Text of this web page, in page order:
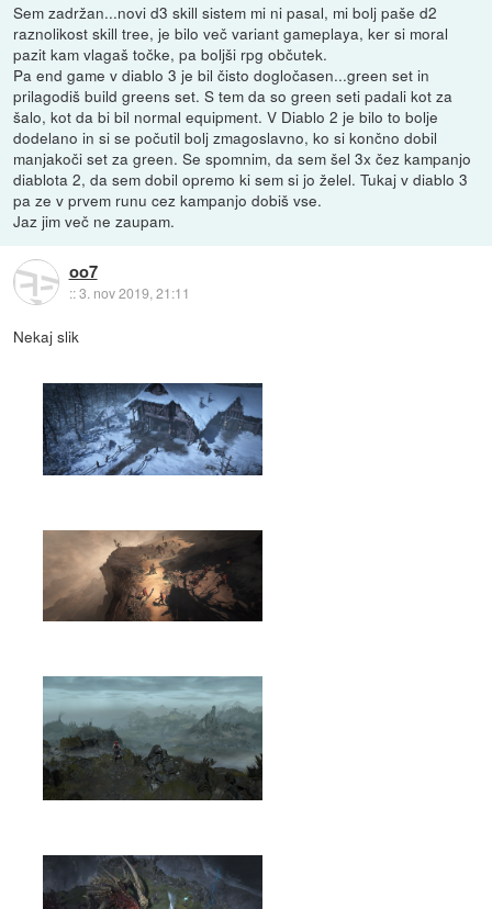
Sem zadržan...novi d3 skill sistem mi ni pasal, mi bolj paše d2
raznolikost skill tree, je bilo več variant gameplaya, ker si moral
pazit kam vlagaš točke, pa boljši rpg občutek.
Pa end game v diablo 3 je bil čisto dogločasen...green set in
prilagodiš build greens set. S tem da so green seti padali kot za
šalo, kot da bi bil normal equipment. V Diablo 2 je bilo to bolje
dodelano in si se počutil bolj zmagoslavno, ko si končno dobil
manjakoči set za green. Se spomnim, da sem šel 3x čez kampanjo
diablota 2, da sem dobil opremo ki sem si jo želel. Tukaj v diablo 3
pa ze v prvem runu cez kampanjo dobiš vse.
Jaz jim več ne zaupam.
oo7
::3. nov 2019, 21:11
Nekaj slik